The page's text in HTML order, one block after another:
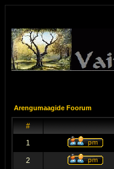
Arengumaagide Foorum
#
1
2